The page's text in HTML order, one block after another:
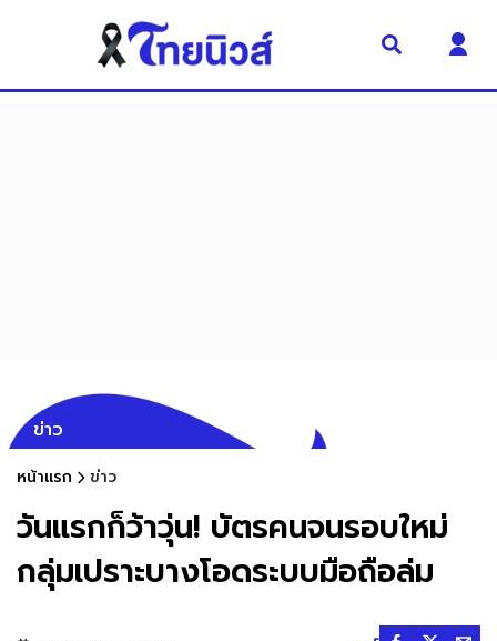
ข่าว
หน้าแรก ข่าว
วันแรกก็ว้าวุ่น! บัตรคนจนรอบใหม่
กลุ่มเปราะบางโอดระบบมือถือล่ม